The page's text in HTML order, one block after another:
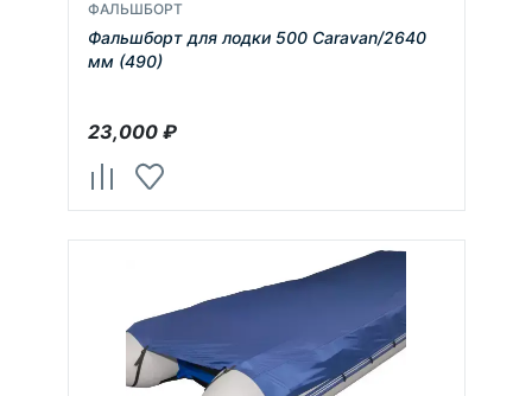
ФАЛЬШБОРТ
Фальшборт для лодки 500 Caravan/2640
мм (490)
23,000₽